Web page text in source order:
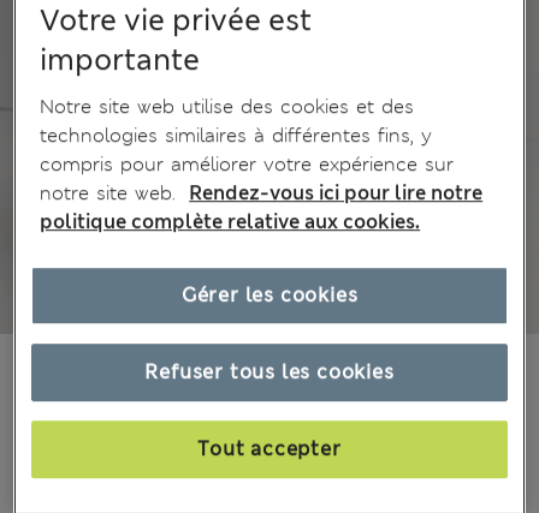
Tous les prix incluent les taxes et les frais de douanes
Épuisé
Votre vie privée est
importante
Notre site web utilise des cookies et des
technologies similaires à différentes fins, y
compris pour améliorer votre expérience sur
notre site web.
Rendez-vous ici pour lire notre
politique complète relative aux cookies.
Refuser tous les cookies
Tout accepter
Gérer les cookies